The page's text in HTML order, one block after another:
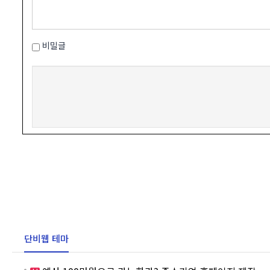
비밀글
단비웹 테마